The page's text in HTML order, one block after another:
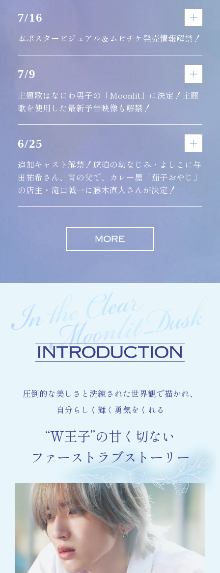
7/16
本ポスタービジュアル＆ムビチケ発売情報解禁！
7/9
主題歌はなにわ男子の「Moonlit」に決定！主題
歌を使用した最新予告映像も解禁！
6/25
追加キャスト解禁！琥珀の幼なじみ・よしこに与
田祐希さん、宵の父で、カレー屋「茄子おやじ」
の店主・滝口誠一に藤木直人さんが決定！
圧倒的な美しさと洗練された世界観で描かれ、
自分らしく輝く勇気をくれる
“W王子”の甘く切ない
ファーストラブストーリー